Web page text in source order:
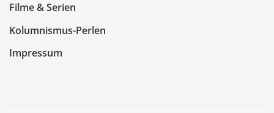
Filme & Serien
Kolumnismus-Perlen
Impressum